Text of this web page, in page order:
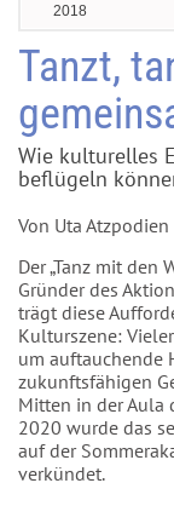
2018
Tanzt,
Wie kulturelles
beflügeln
Von Uta Atzpodien
Der „Tanz mit den
Gründer des
trägt diese
Kulturszene:
um auftauchende
zukunftsfähigen
Mitten in der Aula
2020 wurde das
auf der
verkündet.